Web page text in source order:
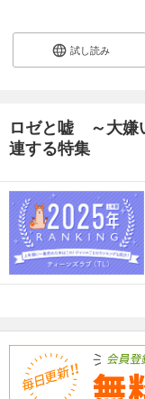
試し読み
ロゼと嘘 ～大嫌
連する特集